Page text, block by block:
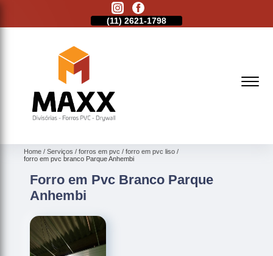
(11) 2621-1798
Home Serviços forros em pvc
forro em pvc liso
forro em pvc branco Parque Anhembi
Forro em Pvc Branco Parque
Anhembi